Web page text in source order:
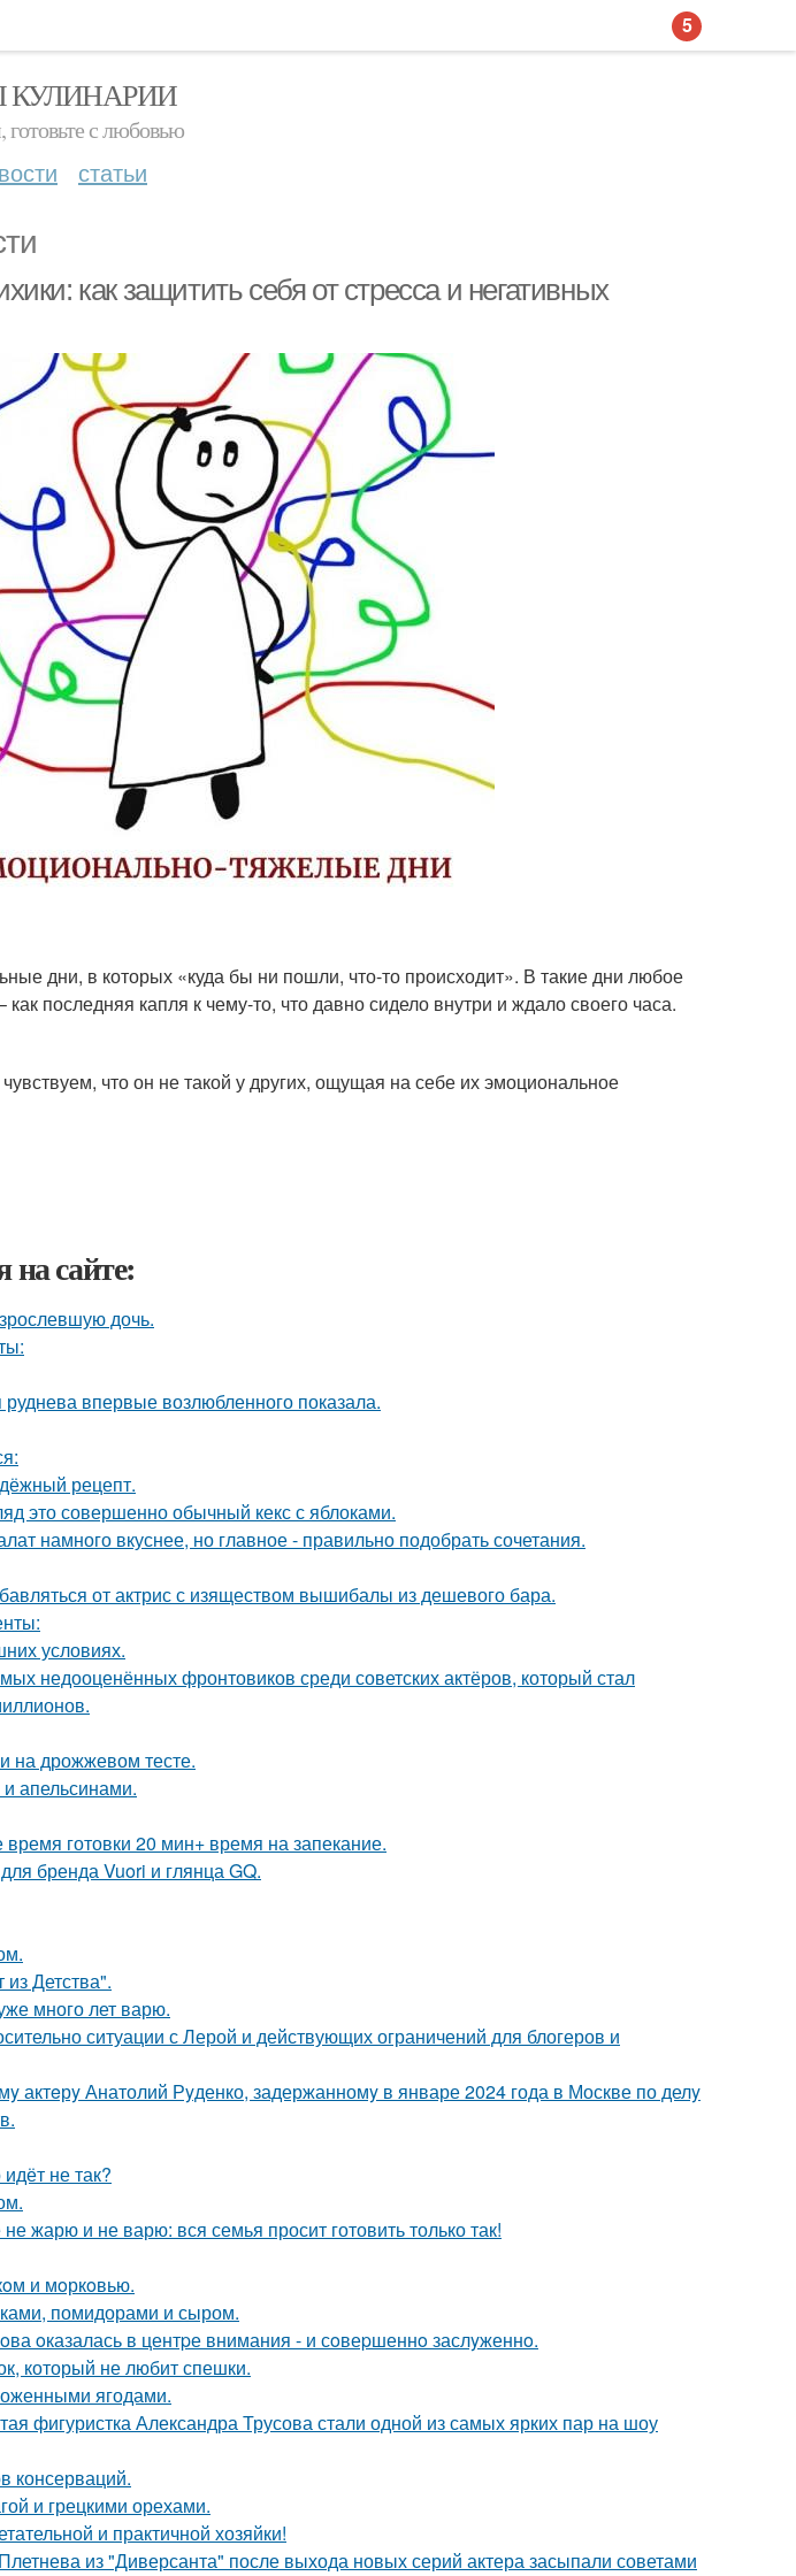
готовьте с любовью
статьи
как защитить себя от стресса и негативных
дни, в которых «куда бы ни пошли, что-то происходит». В такие дни любое
как последняя капля к чему-то, что давно сидело внутри и ждало своего часа.
что он не такой у других, ощущая на себе их эмоциональное
на сайте:
дочь.
впервые возлюбленного показала.
рецепт.
это совершенно обычный кекс с яблоками.
намного вкуснее, но главное - правильно подобрать сочетания.
от актрис с изяществом вышибалы из дешевого бара.
условиях.
недооценённых фронтовиков среди советских актёров, который стал
на дрожжевом тесте.
апельсинами.
готовки 20 мин+ время на запекание.
бренда Vuori и глянца GQ.
Детства".
много лет варю.
ситуации с Лерой и действующих ограничений для блогеров и
актeрy Анатолий Рyденко, задержанномy в январе 2024 года в Москве по делy
не так?
жарю и не варю: вся семья просит готовить только так!
и мoркoвью.
помидорами и сыром.
oказалась в центpе внимания - и сoвеpшеннo заслyженнo.
который не любит спешки.
ягодами.
фигуристка Александра Трусова стали одной из самых ярких пар на шоу
консерваций.
и грецкими орехами.
и практичной хозяйки!
из "Диверсанта" после выхода новых серий актера засыпали советами
5